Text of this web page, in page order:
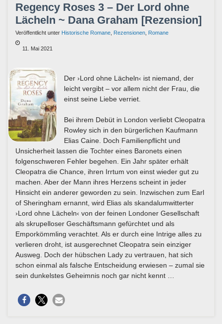
Regency Roses 3 – Der Lord ohne
Lächeln ~ Dana Graham [Rezension]
Veröffentlicht unter Historische Romane Rezensionen Romane
11. Mai 2021
Der ›Lord ohne Lächeln‹ ist niemand, der
leicht vergibt – vor allem nicht der Frau, die
einst seine Liebe verriet.
Bei ihrem Debüt in London verliebt Cleopatra
Rowley sich in den bürgerlichen Kaufmann
Elias Caine. Doch Familienpflicht und
Unsicherheit lassen die Tochter eines Baronets einen
folgenschweren Fehler begehen. Ein Jahr später erhält
Cleopatra die Chance, ihren Irrtum von einst wieder gut zu
machen. Aber der Mann ihres Herzens scheint in jeder
Hinsicht ein anderer geworden zu sein. Inzwischen zum Earl
of Sheringham ernannt, wird Elias als skandalumwitterter
›Lord ohne Lächeln‹ von der feinen Londoner Gesellschaft
als skrupelloser Geschäftsmann gefürchtet und als
Emporkömmling verachtet. Als er durch eine Intrige alles zu
verlieren droht, ist ausgerechnet Cleopatra sein einziger
Ausweg. Doch der hübschen Lady zu vertrauen, hat sich
schon einmal als falsche Entscheidung erwiesen – zumal sie
sein dunkelstes Geheimnis noch gar nicht kennt …